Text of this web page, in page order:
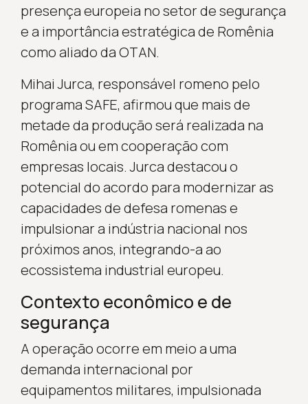
presença europeia no setor de segurança
e a importância estratégica de Romênia
como aliado da OTAN.
Mihai Jurca, responsável romeno pelo
programa SAFE, afirmou que mais de
metade da produção será realizada na
Romênia ou em cooperação com
empresas locais. Jurca destacou o
potencial do acordo para modernizar as
capacidades de defesa romenas e
impulsionar a indústria nacional nos
próximos anos, integrando-a ao
ecossistema industrial europeu.
Contexto econômico e de
segurança
A operação ocorre em meio a uma
demanda internacional por
equipamentos militares, impulsionada